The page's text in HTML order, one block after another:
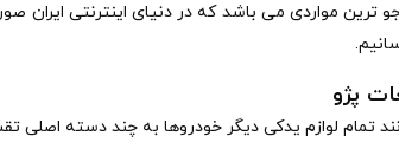
ترین مواردی می باشد که در دنیای اینترنتی ایران
پژو
تمام لوازم یدکی دیگر خودروها به چند دسته اصلی